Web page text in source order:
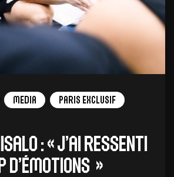
Media Paris Exclusif
: « J’ai ressenti
d’émotions »